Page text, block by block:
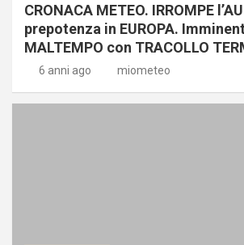
CRONACA METEO. IRROMPE
prepotenza in EUROPA.
MALTEMPO con TRACOLLO
6 anni ago miometeo